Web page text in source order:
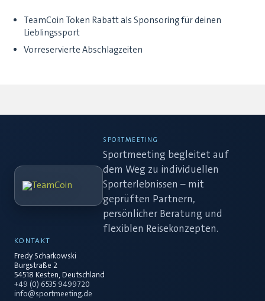
TeamCoin Token Rabatt als Sponsoring für deinen
Lieblingssport
Vorreservierte Abschlagzeiten
SPORTMEETING
Sportmeeting begleitet auf
dem Weg zu individuellen
Sporterlebnissen – mit
geprüften Partnern,
persönlicher Beratung und
flexiblen Reisekonzepten.
KONTAKT
Fredy Scharkowski
Burgstraße 2
54518 Kesten, Deutschland
+49 (0) 6535 9499720
info@sportmeeting.de